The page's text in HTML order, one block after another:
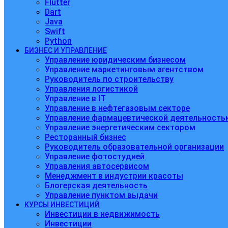
Flutter
Dart
Java
Swift
Python
БИЗНЕС И УПРАВЛЕНИЕ
Управление юридическим бизнесом
Управление маркетинговым агентством
Руководитель по строительству
Управления логистикой
Управление в IT
Управление в нефтегазовым секторе
Управление фармацевтической
Управление энергетическим сектором
Ресторанный бизнес
Руководитель образовательной организации
Управление фотостудией
Управления автосервисом
Менеджмент в индустрии красоты
Блогерская деятельность
Управление пунктом выдачи
КУРСЫ ИНВЕСТИЦИЙ
Инвестиции в недвижимость
Инвестиции